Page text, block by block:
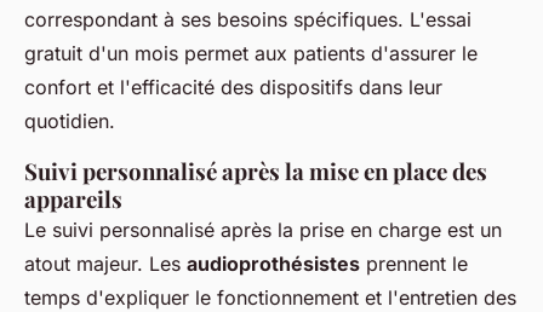
correspondant à ses besoins spécifiques. L'essai
gratuit d'un mois permet aux patients d'assurer le
confort et l'efficacité des dispositifs dans leur
quotidien.
Suivi personnalisé après la mise en place des
appareils
Le suivi personnalisé après la prise en charge est un
atout majeur. Les audioprothésistes prennent le
temps d'expliquer le fonctionnement et l'entretien des